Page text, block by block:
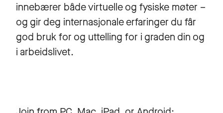
innebærer både virtuelle og fysiske møter –
og gir deg internasjonale erfaringer du får
god bruk for og uttelling for i graden din og
i arbeidslivet.